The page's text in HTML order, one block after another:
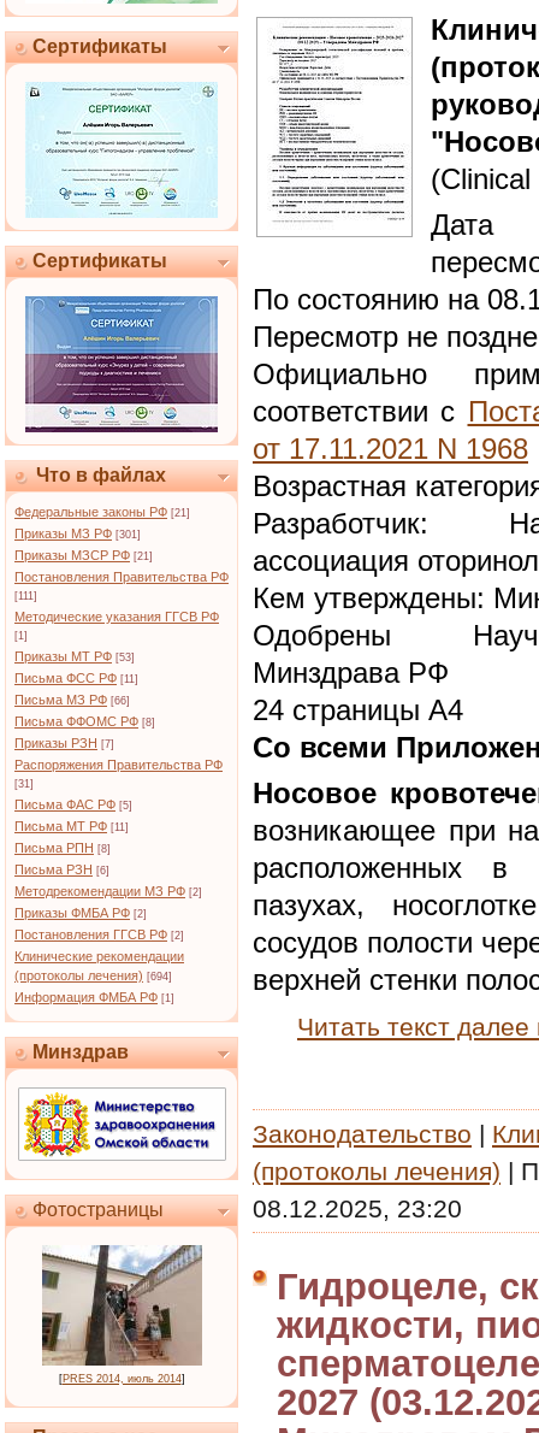
Сертификаты
Сертификаты
Что в файлах
Федеральные законы РФ [21]
Приказы МЗ РФ [301]
Приказы МЗСР РФ [21]
Постановления Правительства РФ
[111]
Методические указания ГГСВ РФ
[1]
Приказы МТ РФ [53]
Письма ФСС РФ [11]
Письма МЗ РФ [66]
Письма ФФОМС РФ [8]
Приказы РЗН [7]
Распоряжения Правительства РФ
[31]
Письма ФАС РФ [5]
Письма МТ РФ [11]
Письма РПН [8]
Письма РЗН [6]
Методрекомендации МЗ РФ [2]
Приказы ФМБА РФ [2]
Постановления ГГСВ РФ [2]
Клинические рекомендации
(протоколы лечения) [694]
Информация ФМБА РФ [1]
Минздрав
Фотостраницы
[PRES 2014, июль 2014]
Дата
По состоянию на
Пересмотр не
Официально
соответствии с
от 17.11.2021 N 1968
Возрастная
Разработчик:
ассоциация
Кем утверждены:
Одобрены
Минздрава РФ
24 страницы А4
Со всеми
Носовое
возникающее при
расположенных в
пазухах,
сосудов полости
верхней стенки
Читать текст
Законодательство |
(протоколы лечения) |
08.12.2025, 23:20
Гидроцеле,
жидкости,
2027